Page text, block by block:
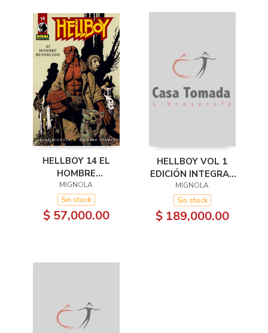
HELLBOY 14 EL
HOMBRE
RETORCIDO
MIGNOLA
Sin stock
$ 57,000.00
HELLBOY VOL 1
EDICIÓN INTEGRAL
LUJO
MIGNOLA
Sin stock
$ 189,000.00